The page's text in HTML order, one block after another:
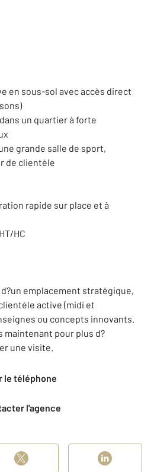
en sous-sol avec accès direct
un quartier à forte
grande salle de sport,
de clientèle
rapide sur place et à
HC
emplacement stratégique,
active (midi et
ou concepts innovants.
maintenant pour plus d?
une visite.
le téléphone
l'agence